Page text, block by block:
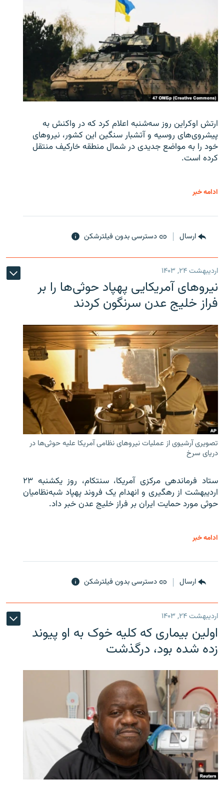
ارتش اوکراین روز سه‌شنبه اعلام کرد که در واکنش به
پیشروی‌های روسیه و آتشبار سنگین این کشور، نیروهای
خود را به مواضع جدیدی در شمال منطقه خارکیف منتقل
کرده است.
ادامه خبر
ارسال دسترسی بدون فیلترشکن
اردیبهشت ۲۴, ۱۴۰۳
نیروهای آمریکایی پهپاد حوثی‌ها را بر
فراز خلیج عدن سرنگون کردند
تصویری آرشیوی از عملیات نیروهای نظامی آمریکا علیه حوثی‌ها در
دریای سرخ
ستاد فرماندهی مرکزی آمریکا، سنتکام، روز یکشنبه ۲۳
اردیبهشت از رهگیری و انهدام یک فروند پهپاد شبه‌نظامیان
حوثی‌ مورد حمایت ایران بر فراز خلیج عدن خبر داد.
ادامه خبر
ارسال دسترسی بدون فیلترشکن
اردیبهشت ۲۴, ۱۴۰۳
اولین بیماری که کلیه خوک به او پیوند
زده شده بود، درگذشت